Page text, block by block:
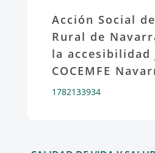
Acción Social
Rural de
la accesibilidad
COCEMFE
1782133934